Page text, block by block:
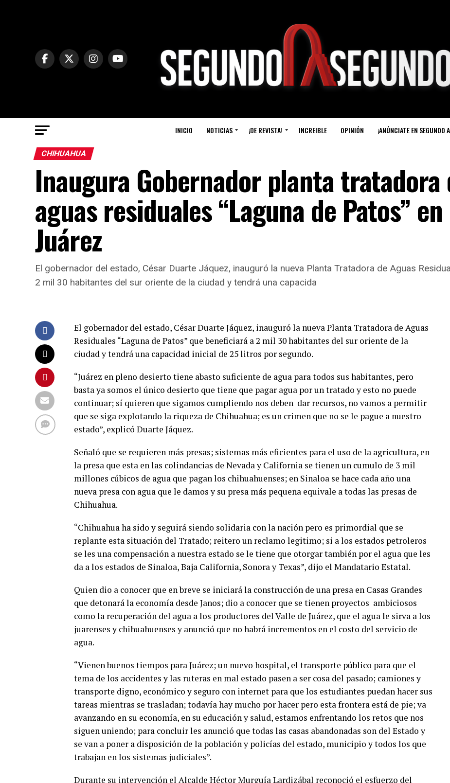
INICIO NOTICIAS ¡DE REVISTA! INCREIBLE OPINIÓN ¡ANÚNCIATE EN SEGUNDO
CHIHUAHUA
Inaugura Gobernador planta tratadora
aguas residuales “Laguna de Patos” en
Juárez
El gobernador del estado, César Duarte Jáquez, inauguró la nueva Planta Tratadora de Aguas
2 mil 30 habitantes del sur oriente de la ciudad y tendrá una capacida
El gobernador del estado, César Duarte Jáquez, inauguró la nueva Planta Tratadora de Aguas
Residuales “Laguna de Patos” que beneficiará a 2 mil 30 habitantes del sur oriente de la
ciudad y tendrá una capacidad inicial de 25 litros por segundo.
“Juárez en pleno desierto tiene abasto suficiente de agua para todos sus habitantes, pero
basta ya somos el único desierto que tiene que pagar agua por un tratado y esto no puede
continuar; sí quieren que sigamos cumpliendo nos deben dar recursos, no vamos a permitir
que se siga explotando la riqueza de Chihuahua; es un crimen que no se le pague a nuestro
estado”, explicó Duarte Jáquez.
Señaló que se requieren más presas; sistemas más eficientes para el uso de la agricultura, en
la presa que esta en las colindancias de Nevada y California se tienen un cumulo de 3 mil
millones cúbicos de agua que pagan los chihuahuenses; en Sinaloa se hace cada año una
nueva presa con agua que le damos y su presa más pequeña equivale a todas las presas de
Chihuahua.
“Chihuahua ha sido y seguirá siendo solidaria con la nación pero es primordial que se
replante esta situación del Tratado; reitero un reclamo legitimo; si a los estados petroleros
se les una compensación a nuestra estado se le tiene que otorgar también por el agua que les
da a los estados de Sinaloa, Baja California, Sonora y Texas”, dijo el Mandatario Estatal.
Quien dio a conocer que en breve se iniciará la construcción de una presa en Casas Grandes
que detonará la economía desde Janos; dio a conocer que se tienen proyectos ambiciosos
como la recuperación del agua a los productores del Valle de Juárez, que el agua le sirva a los
juarenses y chihuahuenses y anunció que no habrá incrementos en el costo del servicio de
agua.
“Vienen buenos tiempos para Juárez; un nuevo hospital, el transporte público para que el
tema de los accidentes y las ruteras en mal estado pasen a ser cosa del pasado; camiones y
transporte digno, económico y seguro con internet para que los estudiantes puedan hacer sus
tareas mientras se trasladan; todavía hay mucho por hacer pero esta frontera está de pie; va
avanzando en su economía, en su educación y salud, estamos enfrentando los retos que nos
siguen uniendo; para concluir les anunció que todas las casas abandonadas son del Estado y
se van a poner a disposición de la población y policías del estado, municipio y todos los que
trabajan en los sistemas judiciales”.
Durante su intervención el Alcalde Héctor Murguía Lardizábal reconoció el esfuerzo del